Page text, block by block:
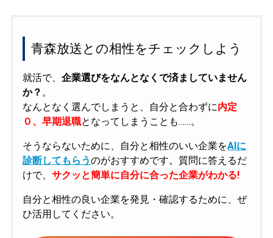
青森放送との相性をチェックしよう
就活で、 企業選びをなんとなくで済ましていません
か？ 。
なんとなく選んでしまうと、自分と合わずに内定
０、早期退職となってしまうことも……。
そうならないために、自分と相性のいい企業をAIに
診断してもらうのがおすすめです。質問に答えるだ
けで、 サクッと簡単に自分に合った企業がわかる!
自分と相性の良い企業を発見・確認するために、ぜ
ひ活用してください。